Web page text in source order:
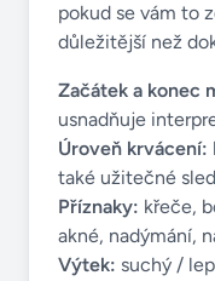
pokud se vám to
důležitější než
Začátek a konec
usnadňuje
Úroveň krvácení:
také užitečné
Příznaky: křeče,
akné, nadýmání,
Výtek: suchý /